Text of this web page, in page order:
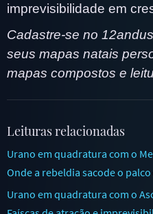
imprevisibilidade em
Cadastre-se no
seus mapas natais
mapas compostos e
Leituras relacionadas
Urano em quadratura com o
Onde a rebeldia sacode o
Urano em quadratura com o